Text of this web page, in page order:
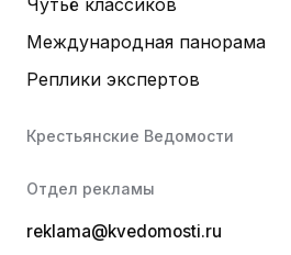
Чутьё классиков
Международная панорама
Реплики экспертов
Крестьянские Ведомости
Отдел рекламы
reklama@kvedomosti.ru